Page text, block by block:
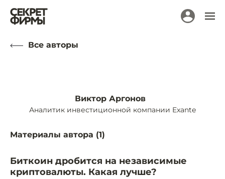
Все авторы
Виктор Аргонов
Аналитик инвестиционной компании Exante
Материалы автора (1)
Биткоин дробится на независимые
криптовалюты. Какая лучше?